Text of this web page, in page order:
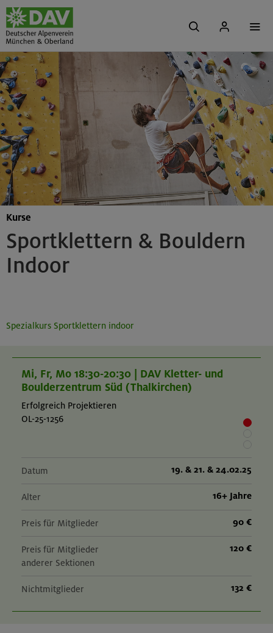
Sportklettern & Bouldern
Indoor
Kurse
Spezialkurs Sportklettern indoor
Mi, Fr, Mo 18:30-20:30 | DAV Kletter- und
Boulderzentrum Süd (Thalkirchen)
Erfolgreich Projektieren
OL-25-1256
Datum 19. & 21. & 24.02.25
Alter 16+ Jahre
Preis für Mitglieder 90 €
Preis für Mitglieder
anderer Sektionen
120 €
Nichtmitglieder 132 €